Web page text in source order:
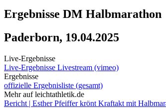
Ergebnisse DM Halbmarathon
Paderborn, 19.04.2025
Live-Ergebnisse
Live-Ergebnisse Livestream (vimeo)
Ergebnisse
offizielle Ergebnisliste (gesamt)
Mehr auf leichtathletik.de
Bericht | Esther Pfeiffer krönt Kraftakt mit